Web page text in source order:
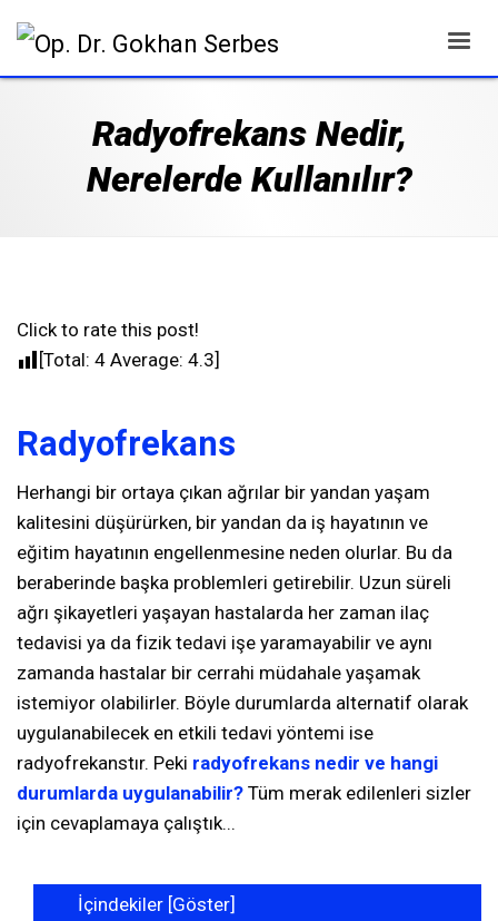
Radyofrekans Nedir,
Nerelerde Kullanılır?
Click to rate this post!
[Total: 4 Average: 4.3]
Radyofrekans
Herhangi bir ortaya çıkan ağrılar bir yandan yaşam
kalitesini düşürürken, bir yandan da iş hayatının ve
eğitim hayatının engellenmesine neden olurlar. Bu da
beraberinde başka problemleri getirebilir. Uzun süreli
ağrı şikayetleri yaşayan hastalarda her zaman ilaç
tedavisi ya da fizik tedavi işe yaramayabilir ve aynı
zamanda hastalar bir cerrahi müdahale yaşamak
istemiyor olabilirler. Böyle durumlarda alternatif olarak
uygulanabilecek en etkili tedavi yöntemi ise
radyofrekanstır. Peki radyofrekans nedir ve hangi
durumlarda uygulanabilir? Tüm merak edilenleri sizler
için cevaplamaya çalıştık...
İçindekiler [Göster]